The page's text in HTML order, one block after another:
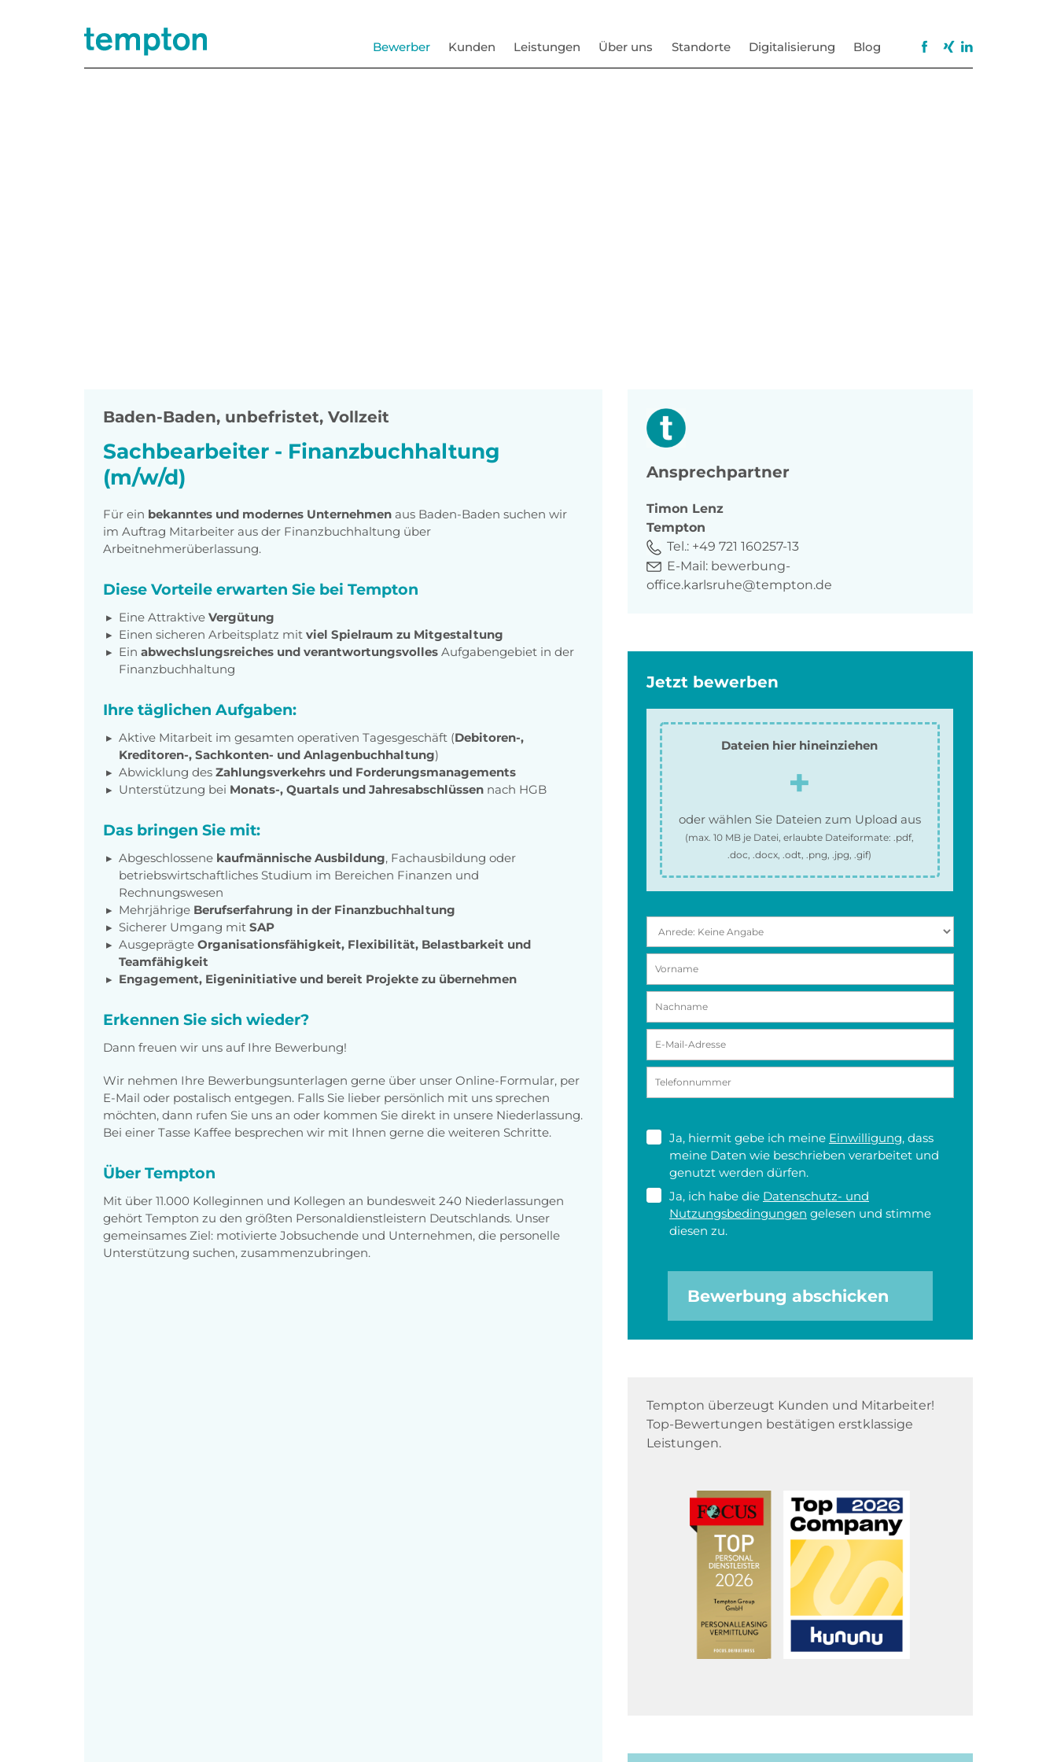
Bewerber Kunden Leistungen Über uns Standorte Digitalisierung Blog
Baden-Baden, unbefristet, Vollzeit
Sachbearbeiter - Finanzbuchhaltung
(m/w/d)
Für ein bekanntes und modernes Unternehmen aus Baden-Baden suchen wir
im Auftrag Mitarbeiter aus der Finanzbuchhaltung über
Arbeitnehmerüberlassung.
Diese Vorteile erwarten Sie bei Tempton
Eine Attraktive Vergütung
Einen sicheren Arbeitsplatz mit viel Spielraum zu Mitgestaltung
Ein abwechslungsreiches und verantwortungsvolles Aufgabengebiet in der
Finanzbuchhaltung
Ihre täglichen Aufgaben:
Aktive Mitarbeit im gesamten operativen Tagesgeschäft (Debitoren-,
Kreditoren-, Sachkonten- und Anlagenbuchhaltung)
Abwicklung des Zahlungsverkehrs und Forderungsmanagements
Unterstützung bei Monats-, Quartals und Jahresabschlüssen nach HGB
Das bringen Sie mit:
Abgeschlossene kaufmännische Ausbildung, Fachausbildung oder
betriebswirtschaftliches Studium im Bereichen Finanzen und
Rechnungswesen
Mehrjährige Berufserfahrung in der Finanzbuchhaltung
Sicherer Umgang mit SAP
Ausgeprägte Organisationsfähigkeit, Flexibilität, Belastbarkeit und
Teamfähigkeit
Engagement, Eigeninitiative und bereit Projekte zu übernehmen
Erkennen Sie sich wieder?
Dann freuen wir uns auf Ihre Bewerbung!
Wir nehmen Ihre Bewerbungsunterlagen gerne über unser Online-Formular, per
E-Mail oder postalisch entgegen. Falls Sie lieber persönlich mit uns sprechen
möchten, dann rufen Sie uns an oder kommen Sie direkt in unsere Niederlassung.
Bei einer Tasse Kaffee besprechen wir mit Ihnen gerne die weiteren Schritte.
Über Tempton
Mit über 11.000 Kolleginnen und Kollegen an bundesweit 240 Niederlassungen
gehört Tempton zu den größten Personaldienstleistern Deutschlands. Unser
gemeinsames Ziel: motivierte Jobsuchende und Unternehmen, die personelle
Unterstützung suchen, zusammenzubringen.
Ansprechpartner
Timon Lenz
Tempton
Tel.: +49 721 160257-13
E-Mail: bewerbung-
office.karlsruhe@tempton.de
Jetzt bewerben
Dateien hier hineinziehen
oder wählen Sie Dateien zum Upload aus
(max.10 MB je Datei, erlaubte Dateiformate:.pdf,
.doc, .docx, .odt, .png, .jpg, .gif)
Ja, hiermit gebe ich meine Einwilligung, dass
meine Daten wie beschrieben verarbeitet und
genutzt werden dürfen.
Ja, ich habe die Datenschutz- und
Nutzungsbedingungen gelesen und stimme
diesen zu.
Bewerbung abschicken
Tempton überzeugt Kunden und Mitarbeiter!
Top-Bewertungen bestätigen erstklassige
Leistungen.